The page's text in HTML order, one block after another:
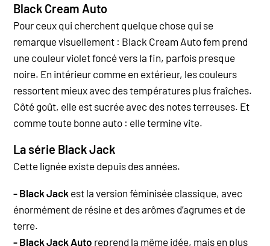
Black Cream Auto
Pour ceux qui cherchent quelque chose qui se
remarque visuellement : Black Cream Auto fem prend
une couleur violet foncé vers la fin, parfois presque
noire. En intérieur comme en extérieur, les couleurs
ressortent mieux avec des températures plus fraîches.
Côté goût, elle est sucrée avec des notes terreuses. Et
comme toute bonne auto : elle termine vite.
La série Black Jack
Cette lignée existe depuis des années.
- Black Jack est la version féminisée classique, avec
énormément de résine et des arômes d’agrumes et de
terre.
- Black Jack Auto reprend la même idée, mais en plus